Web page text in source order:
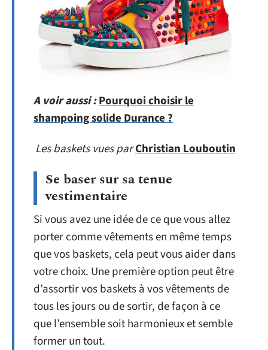
A voir aussi :Pourquoi choisir le
shampoing solide Durance ?
Les baskets vues parChristian Louboutin
Se baser sur sa tenue
vestimentaire
Si vous avez une idée de ce que vous allez
porter comme vêtements en même temps
que vos baskets, cela peut vous aider dans
votre choix. Une première option peut être
d’assortir vos baskets à vos vêtements de
tous les jours ou de sortir, de façon à ce
que l’ensemble soit harmonieux et semble
former un tout.